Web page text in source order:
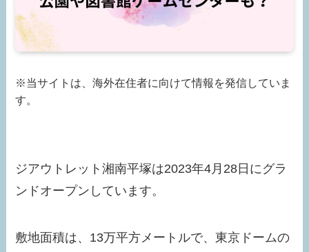
※当サイトは、海外在住者に向けて情報を発信していま
す。
ジアウトレット湘南平塚は2023年4月28日にグラ
ンドオープンしています。
敷地面積は、13万平方メートルで、東京ドームの